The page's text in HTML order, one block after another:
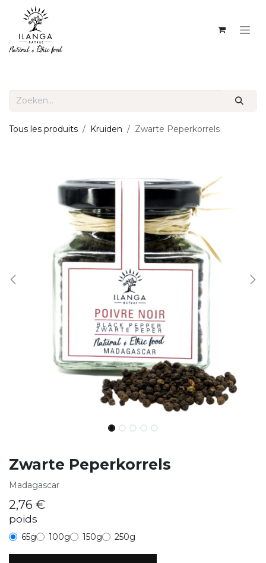
Tous les produits Kruiden Zwarte Peperkorrels
Zwarte Peperkorrels
Madagascar
2,76 €
poids
65g 100g 150g 250g